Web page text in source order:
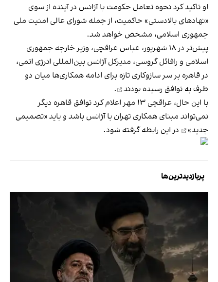
او تاکید کرد نحوه تعامل حکومت با آژانس در آینده از سوی
«نهادهای بالادستی» حاکمیت، از جمله شورای عالی امنیت ملی
جمهوری اسلامی، مشخص خواهد شد.
پیش‌تر در ۱۸ شهریور، عباس عراقچی، وزیر خارجه جمهوری
اسلامی و رافائل گروسی، مدیرکل آژانس بین‌المللی انرژی اتمی،
در قاهره بر سر سازوکاری تازه برای ادامه همکاری‌ها میان دو
طرف به توافق رسیده بودند
.
با این حال، عراقچی ۱۳ مهر اعلام کرد توافق قاهره دیگر
نمی‌تواند مبنای همکاری تهران با آژانس باشد و باید«تصمیمی
جدید»
در این رابطه گرفته شود.
پربازدیدترین‌ها